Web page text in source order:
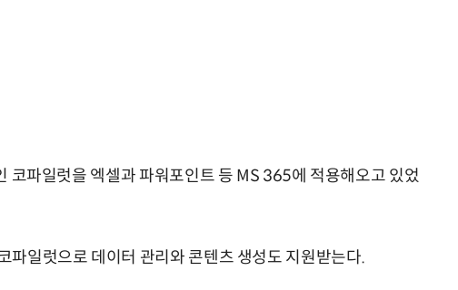
코파일럿을 엑셀과 파워포인트 등 MS 365에 적용해오고 있었
파일럿으로 데이터 관리와 콘텐츠 생성도 지원받는다.